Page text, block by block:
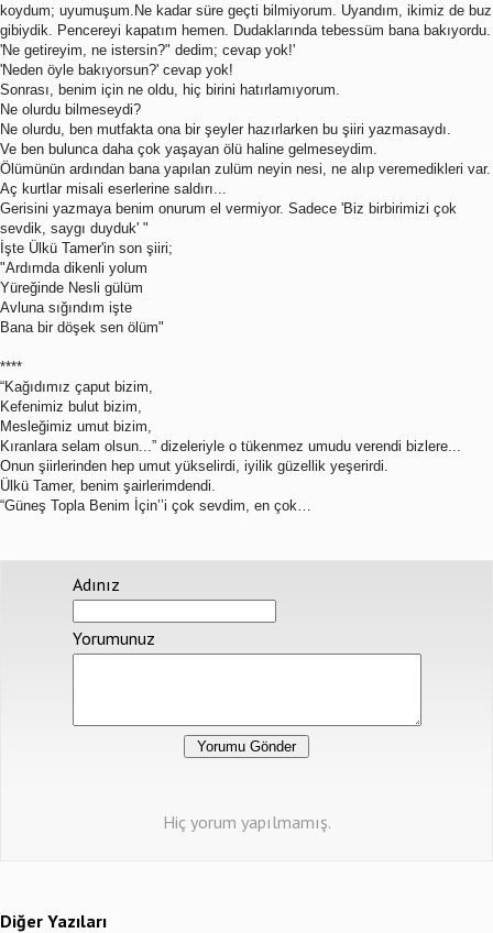
koydum; uyumuşum.Ne kadar süre geçti bilmiyorum. Uyandım, ikimiz de buz
gibiydik. Pencereyi kapatım hemen. Dudaklarında tebessüm bana bakıyordu.
'Ne getireyim, ne istersin?" dedim; cevap yok!'
'Neden öyle bakıyorsun?' cevap yok!
Sonrası, benim için ne oldu, hiç birini hatırlamıyorum.
Ne olurdu bilmeseydi?
Ne olurdu, ben mutfakta ona bir şeyler hazırlarken bu şiiri yazmasaydı.
Ve ben bulunca daha çok yaşayan ölü haline gelmeseydim.
Ölümünün ardından bana yapılan zulüm neyin nesi, ne alıp veremedikleri var.
Aç kurtlar misali eserlerine saldırı...
Gerisini yazmaya benim onurum el vermiyor. Sadece 'Biz birbirimizi çok
sevdik, saygı duyduk' "
İşte Ülkü Tamer'in son şiiri;
"Ardımda dikenli yolum
Yüreğinde Nesli gülüm
Avluna sığındım işte
Bana bir döşek sen ölüm"
****
“Kağıdımız çaput bizim,
Kefenimiz bulut bizim,
Mesleğimiz umut bizim,
Kıranlara selam olsun...” dizeleriyle o tükenmez umudu verendi bizlere...
Onun şiirlerinden hep umut yükselirdi, iyilik güzellik yeşerirdi.
Ülkü Tamer, benim şairlerimdendi.
“Güneş Topla Benim İçin’’i çok sevdim, en çok…
Adınız
Yorumunuz
Hiç yorum yapılmamış.
Diğer Yazıları